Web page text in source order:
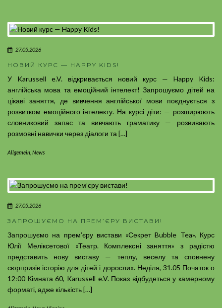
27.05.2026
НОВИЙ КУРС — HAPPY KIDS!
У Karussell e.V. відкривається новий курс — Happy Kids:
англійська мова та емоційний інтелект! Запрошуємо дітей на
цікаві заняття, де вивчення англійської мови поєднується з
розвитком емоційного інтелекту. На курсі діти: — розширюють
словниковий запас та вивчають граматику — розвивають
розмовні навички через діалоги та […]
Allgemein News
27.05.2026
ЗАПРОШУЄМО НА ПРЕМ’ЄРУ ВИСТАВИ!
Запрошуємо на прем’єру вистави «Секрет Bubble Tea». Курс
Юлії Меліксетової «Театр. Комплексні заняття» з радістю
представить нову виставу — теплу, веселу та сповнену
сюрпризів історію для дітей і дорослих. Неділя, 31.05 Початок о
12:00 Кімната 60, Karussell e.V. Показ відбудеться у камерному
форматі, адже кількість […]